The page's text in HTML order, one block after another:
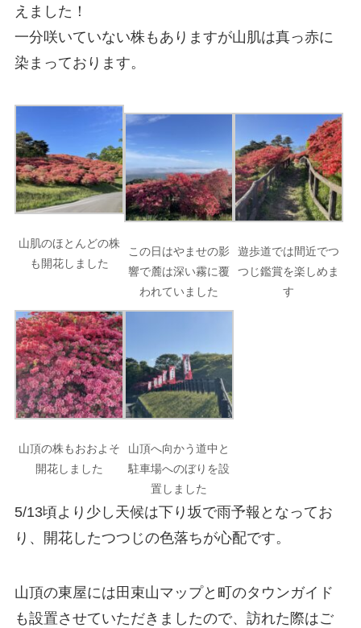
えました！
一分咲いていない株もありますが山肌は真っ赤に
染まっております。
山肌のほとんどの株
も開花しました
この日はやませの影
響で麓は深い霧に覆
われていました
遊歩道では間近でつ
つじ鑑賞を楽しめま
す
山頂の株もおおよそ
開花しました
山頂へ向かう道中と
駐車場へのぼりを設
置しました
5/13頃より少し天候は下り坂で雨予報となってお
り、開花したつつじの色落ちが心配です。
山頂の東屋には田束山マップと町のタウンガイド
も設置させていただきましたので、訪れた際はご